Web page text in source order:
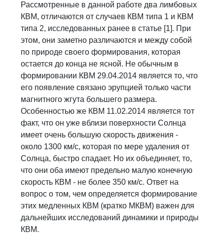
Рассмотренные в данной работе два лимбовых
КВМ, отличаются от случаев КВМ типа 1 и КВМ
типа 2, исследованных ранее в статье [1]. При
этом, они заметно различаются и между собой
по природе своего формирования, которая
остается до конца не ясной. Не обычным в
формировании КВМ 29.04.2014 является то, что
его появление связано эрупцией только части
магнитного жгута большего размера.
Особенностью же КВМ 11.02.2014 является тот
факт, что он уже вблизи поверхности Солнца
имеет очень большую скорость движения -
около 1300 км/с, которая по мере удаления от
Солнца, быстро спадает. Но их объединяет, то,
что они оба имеют предельно малую конечную
скорость КВМ - не более 350 км/с. Ответ на
вопрос о том, чем определяется формирование
этих медленных КВМ (кратко МКВМ) важен для
дальнейших исследований динамики и природы
КВМ.